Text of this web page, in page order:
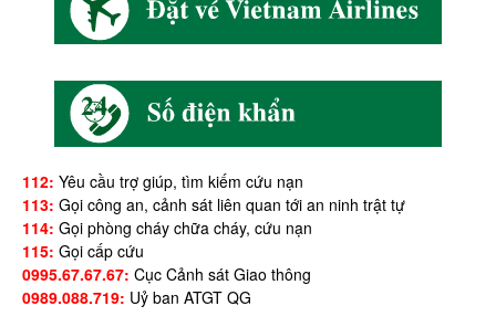
112: Yêu cầu trợ giúp, tìm kiếm cứu nạn
113: Gọi công an, cảnh sát liên quan tới an ninh trật tự
114: Gọi phòng cháy chữa cháy, cứu nạn
115: Gọi cấp cứu
0995.67.67.67: Cục Cảnh sát Giao thông
0989.088.719: Uỷ ban ATGT QG